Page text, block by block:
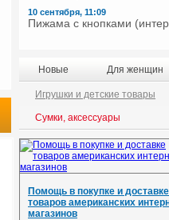
10 сентября, 11:09
Пижама с кнопками
Новые Для женщин
Игрушки и детские товары
Сумки, аксессуары
Помощь в покупке и доставке
товаров американских
магазинов